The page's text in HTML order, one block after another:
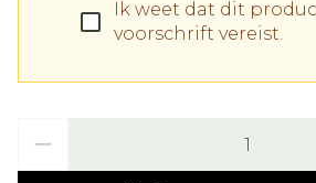
Ik weet dat dit
voorschrift vereist.